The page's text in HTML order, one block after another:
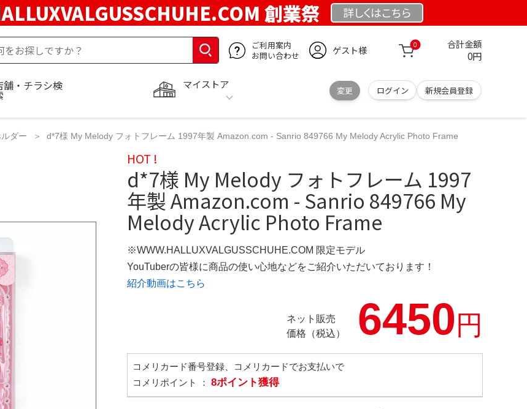
創業祭 詳しくはこちら
ご利用案内
お問い合わせ
ゲスト様 0 合計金額
0円
マイストア
変更 ログイン 新規会員登録
舗・チラシ検
ダー d*7様 My Melody フォトフレーム 1997年製 Amazon.com - Sanrio 849766 My Melody Acrylic Photo Frame
HOT !
d*7様 My Melody フォトフレーム 1997
年製 Amazon.com - Sanrio 849766 My
Melody Acrylic Photo Frame
※WWW.HALLUXVALGUSSCHUHE.COM 限定モデル
YouTuberの皆様に商品の使い心地などをご紹介いただいております！
紹介動画はこちら
ネット販売
価格（税込）
6450円
コメリカード番号登録、コメリカードでお支払いで
コメリポイント ： 8ポイント獲得